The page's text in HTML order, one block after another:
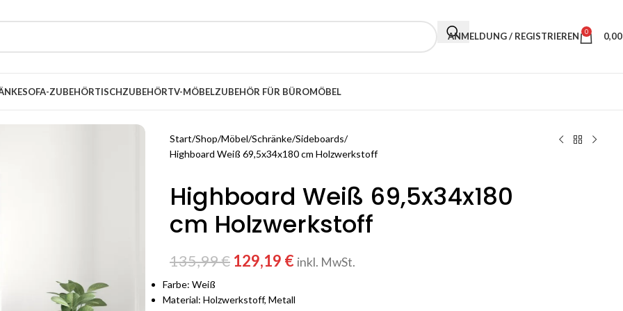
ANMELDUNG / REGISTRIEREN 0
SOFA-ZUBEHÖRTISCHZUBEHÖRTV-MÖBELZUBEHÖR FÜR BÜROMÖBEL
Start Shop Möbel Schränke Sideboards
Highboard Weiß 69,5x34x180 cm Holzwerkstoff
Highboard Weiß 69,5x34x180
cm Holzwerkstoff
135,99€ 129,19 € inkl. MwSt.
Farbe: Weiß
Material: Holzwerkstoff, Metall